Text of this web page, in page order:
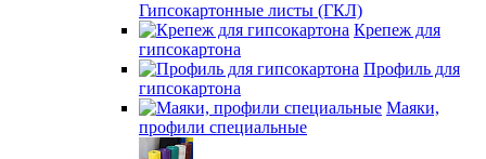
Гипсокартонные листы (ГКЛ)
Крепеж для
гипсокартона
Профиль для
гипсокартона
Маяки,
профили специальные